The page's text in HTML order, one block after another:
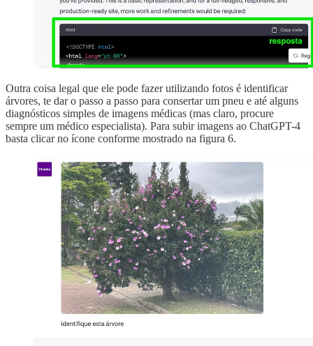
Outra coisa legal que ele pode fazer utilizando fotos é identificar
árvores, te dar o passo a passo para consertar um pneu e até alguns
diagnósticos simples de imagens médicas (mas claro, procure
sempre um médico especialista). Para subir imagens ao ChatGPT-4
basta clicar no ícone conforme mostrado na figura 6.